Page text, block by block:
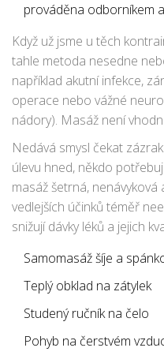
prováděna odborníkem
Když už jsme u těch
tahle metoda nesedne
například akutní infekce,
operace nebo vážné
nádory). Masáž není
trimestru kvůli možným
doprovází horečka,
vážné příznaky – tady
o něco, co masáž fakt
cévní příhoda).
Nedává smysl čekat
úlevu hned, někdo
masáž šetrná,
vedlejších účinků téměř
snižují dávky léků a jejich
následující tipy:
Samomasáž šíje a
Teplý obklad na zátylek
Studený ručník na čelo
Pohyb na čerstvém